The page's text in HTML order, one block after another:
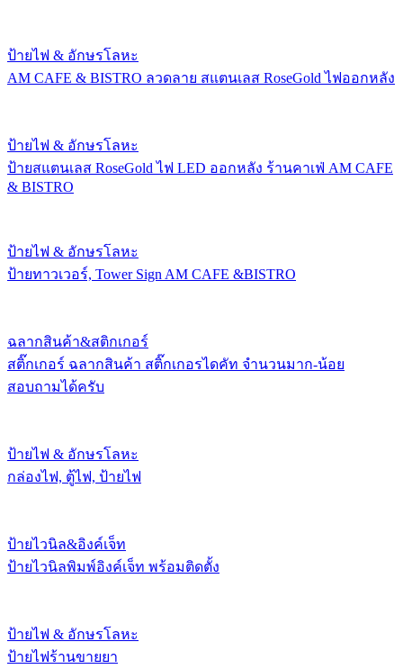
ป้ายไฟ & อักษรโลหะ
AM CAFE & BISTRO ลวดลาย สแตนเลส RoseGold ไฟออกหลัง
ป้ายไฟ & อักษรโลหะ
ป้ายสแตนเลส RoseGold ไฟ LED ออกหลัง ร้านคาเฟ่ AM CAFE
& BISTRO
ป้ายไฟ & อักษรโลหะ
ป้ายทาวเวอร์, Tower Sign AM CAFE &BISTRO
ฉลากสินค้า&สติกเกอร์
สติ๊กเกอร์ ฉลากสินค้า สติ๊กเกอรไดคัท จำนวนมาก-น้อย
สอบถามได้ครับ
ป้ายไฟ & อักษรโลหะ
กล่องไฟ, ตู้ไฟ, ป้ายไฟ
ป้ายไวนิล&อิงค์เจ็ท
ป้ายไวนิลพิมพ์อิงค์เจ็ท พร้อมติดตั้ง
ป้ายไฟ & อักษรโลหะ
ป้ายไฟร้านขายยา